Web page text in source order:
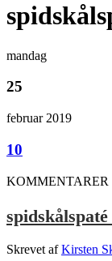
mandag
25
februar 2019
10
KOMMENTARER
Skrevet afKirsten